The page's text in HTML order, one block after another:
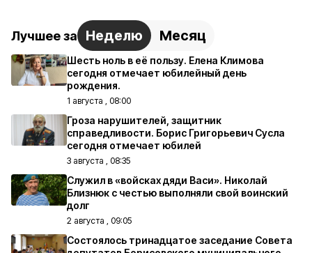
Лучшее за Неделю Месяц
Шесть ноль в её пользу. Елена Климова
сегодня отмечает юбилейный день
рождения.
1 августа , 08:00
Гроза нарушителей, защитник
справедливости. Борис Григорьевич Сусла
сегодня отмечает юбилей
3 августа , 08:35
Служил в «войсках дяди Васи». Николай
Близнюк с честью выполняли свой воинский
долг
2 августа , 09:05
Состоялось тринадцатое заседание Совета